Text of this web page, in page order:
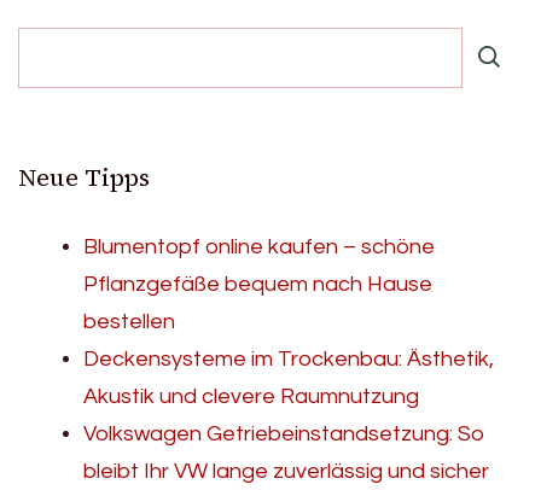
Neue Tipps
Blumentopf online kaufen – schöne
Pflanzgefäße bequem nach Hause
bestellen
Deckensysteme im Trockenbau: Ästhetik,
Akustik und clevere Raumnutzung
Volkswagen Getriebeinstandsetzung: So
bleibt Ihr VW lange zuverlässig und sicher